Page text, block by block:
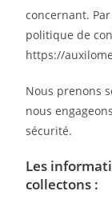
concernant.
politique de
https://
Nous prenons
nous
sécurité.
Les
collectons :